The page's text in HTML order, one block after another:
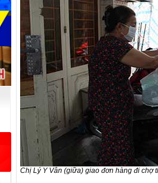
Chị Lý Y Vân (giữa) giao đơn hàng đi chợ